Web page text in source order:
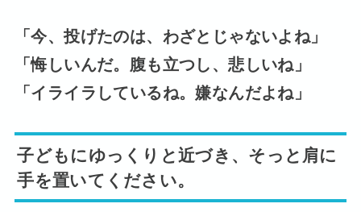
「今、投げたのは、わざとじゃないよね」
「悔しいんだ。腹も立つし、悲しいね」
「イライラしているね。嫌なんだよね」
子どもにゆっくりと近づき、そっと肩に
手を置いてください。